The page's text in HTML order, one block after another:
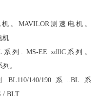
。MAVILOR测速电机。
机
列. MS-EE xdllC系列。
。
140/190系..BL系
/ BLT